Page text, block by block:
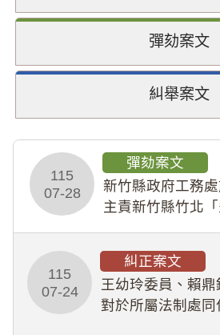
彈劾案文
糾舉案文
115
07-28
彈劾案文
新竹縣政府工務
主責新竹縣竹北
幣1,483萬餘元，
贈；復罔顧公共安
於停工期間
115
07-24
糾正案文
王幼玲委員、賴
對於所屬法制處